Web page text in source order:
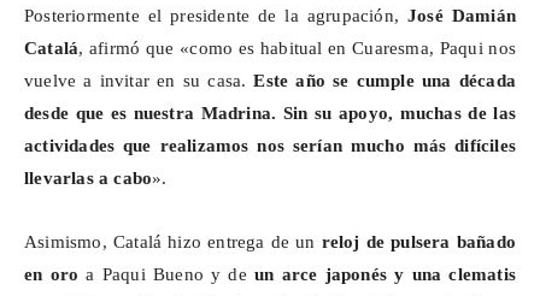
Posteriormente el presidente de la agrupación,José Damián
Catalá, afirmó que «como es habitual en Cuaresma, Paqui nos
vuelve a invitar en su casa.Este año se cumple una década
desde que es nuestra Madrina. Sin su apoyo, muchas de las
actividades que realizamos nos serían mucho más difíciles
llevarlas a cabo».
Asimismo, Catalá hizo entrega de un reloj de pulsera bañado
en oro a Paqui Bueno y deun arce japonés y unaclematis